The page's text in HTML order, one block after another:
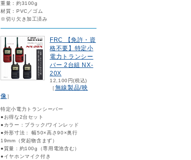
重量：約3100g
材質：PVC／ゴム
※切り欠き加工済み
FRC 【免許・資
格不要】特定小
電力トランシー
バー 2台組 NX-
20X
12,100円(税込)
［無線製品/映
像］
特定小電力トランシーバー
●お得な2台セット
●カラー：ブラック/ワインレッド
●外形寸法： 幅50×高さ90×奥行
19mm（突起物含まず）
●質量：約100g（専用電池含む）
●イヤホンマイク付き